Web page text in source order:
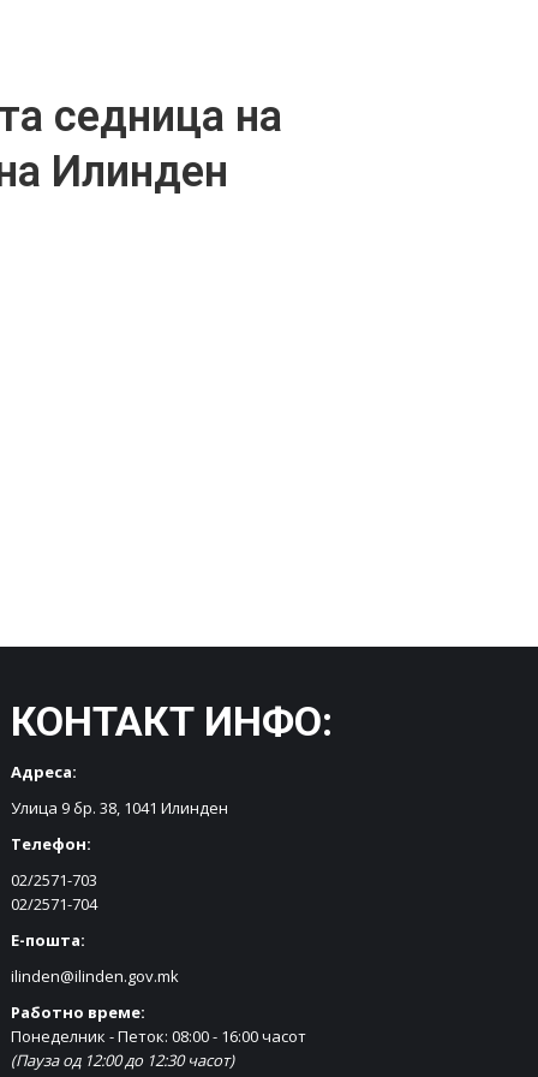
седница на
Илинден
КОНТАКТ ИНФО:
Адреса:
Улица 9 бр. 38, 1041 Илинден
Телефон:
02/2571-703
02/2571-704
Е-пошта:
ilinden@ilinden.gov.mk
Работно време:
Понеделник - Петок: 08:00 - 16:00 часот
(Пауза од 12:00 до 12:30 часот)